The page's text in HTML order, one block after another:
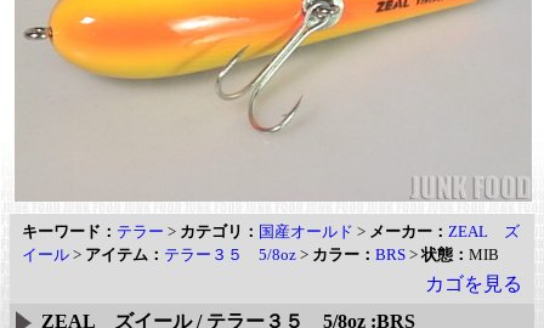
キーワード： テラー > カテゴリ： 国産オールド > メーカー： ZEAL ズ
イール > アイテム： テラー３５ 5/8oz > カラー： BRS >状態： MIB
カゴを見る
ZEAL ズイール / テラー３５ 5/8oz :BRS